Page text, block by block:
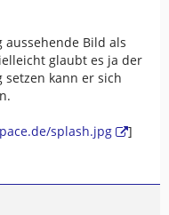
Bild als
glaubt es ja der
kann er sich
splash.jpg ]